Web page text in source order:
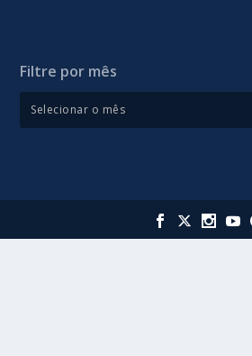
Filtre por mês